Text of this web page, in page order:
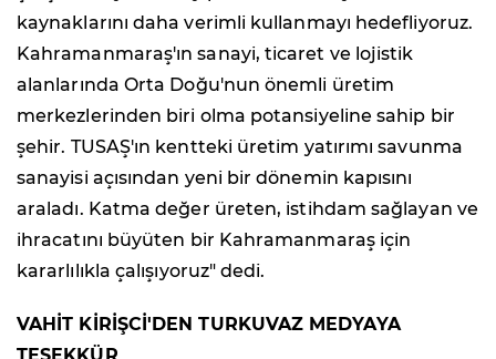
kaynaklarını daha verimli kullanmayı hedefliyoruz.
Kahramanmaraş'ın sanayi, ticaret ve lojistik
alanlarında Orta Doğu'nun önemli üretim
merkezlerinden biri olma potansiyeline sahip bir
şehir. TUSAŞ'ın kentteki üretim yatırımı savunma
sanayisi açısından yeni bir dönemin kapısını
araladı. Katma değer üreten, istihdam sağlayan ve
ihracatını büyüten bir Kahramanmaraş için
kararlılıkla çalışıyoruz" dedi.
VAHİT KİRİŞCİ'DEN TURKUVAZ MEDYAYA